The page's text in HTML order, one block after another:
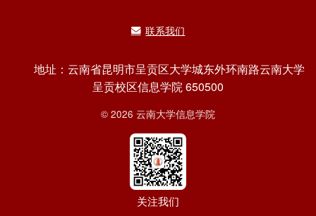
联系我们
地址：云南省昆明市呈贡区大学城东外环南路云南大学
呈贡校区信息学院 650500
© 2026 云南大学信息学院
关注我们